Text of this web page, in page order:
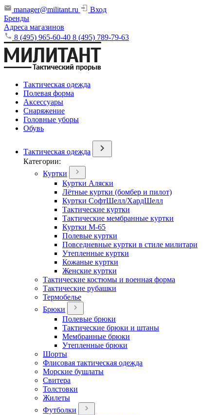
manager@militant.ru
Вход
Бренды
Адреса магазинов
8 (495) 965-60-40 8 (495) 789-79-63
Тактическая одежда
Полевая форма
Аксессуары
Снаряжение
Головные уборы
Обувь
Тактическая одежда
Категории:
Куртки
Куртки Аляски
Лётные куртки (бомбер и пилот)
Куртки СофтШелл/ХардШелл
Тактические куртки
Тактические мембранные куртки
Куртки М-65
Полевые куртки
Повседневные куртки в стиле милитари
Утепленные куртки
Кожаные куртки
Женские куртки
Тактические костюмы и военная форма
Тактические рубашки
Термобелье
Брюки
Полевые брюки
Тактические брюки и штаны
Мембранные брюки
Утепленные брюки
Шорты
Флисовая тактическая одежда
Морские бушлаты
Свитера
Толстовки
Жилеты
Футболки